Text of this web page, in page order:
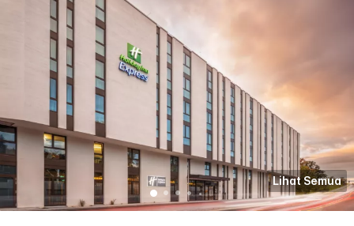
Lihat Semua